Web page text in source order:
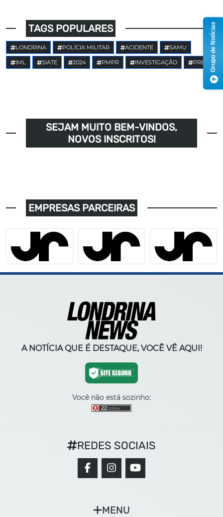
TAGS POPULARES
LONDRINA POLÍCIA MILITAR ACIDENTE SAMU
IML SIATE 2024 PMPR INVESTIGAÇÃO PRE
SEJAM MUITO BEM-VINDOS,
NOVOS INSCRITOS!
EMPRESAS PARCEIRAS
A NOTÍCIA QUE É DESTAQUE, VOCÊ VÊ AQUI!
Você não está sozinho:
MENU
REDES SOCIAIS
Grupo de Notícias